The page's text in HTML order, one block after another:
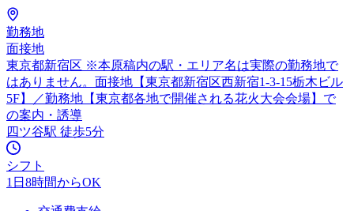
勤務地
面接地
東京都新宿区 ※本原稿内の駅・エリア名は実際の勤務地で
はありません。面接地【東京都新宿区西新宿1-3-15栃木ビル
5F】／勤務地【東京都各地で開催される花火大会会場】で
の案内・誘導
四ツ谷駅 徒歩5分
シフト
1日8時間からOK